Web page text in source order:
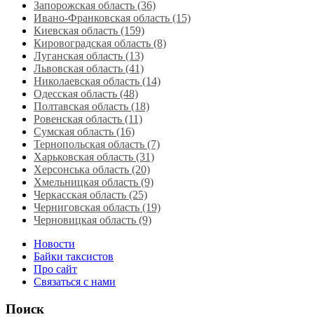
Запорожская область (36)
Ивано-Франковская область (15)
Киевская область (159)
Кировоградская область (8)
Луганская область‎ (13)
Львовская область‎ (41)
Николаевская область‎ (14)
Одесская область‎ (48)
Полтавская область (18)
Ровенская область‎ (11)
Сумская область‎ (16)
Тернопольская область‎ (7)
Харьковская область‎ (31)
Херсонська область‎ (20)
Хмельницкая область‎ (9)
Черкасская область‎ (25)
Черниговская область (19)
Черновицкая область (9)
Новости
Байки таксистов
Про сайт
Связаться с нами
Поиск